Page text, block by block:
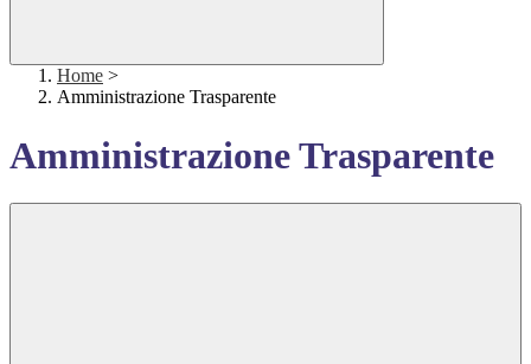
Home >
Amministrazione Trasparente
Amministrazione Trasparente